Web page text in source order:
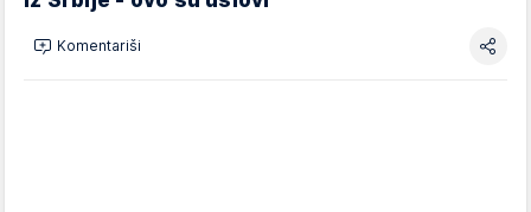
Komentariši